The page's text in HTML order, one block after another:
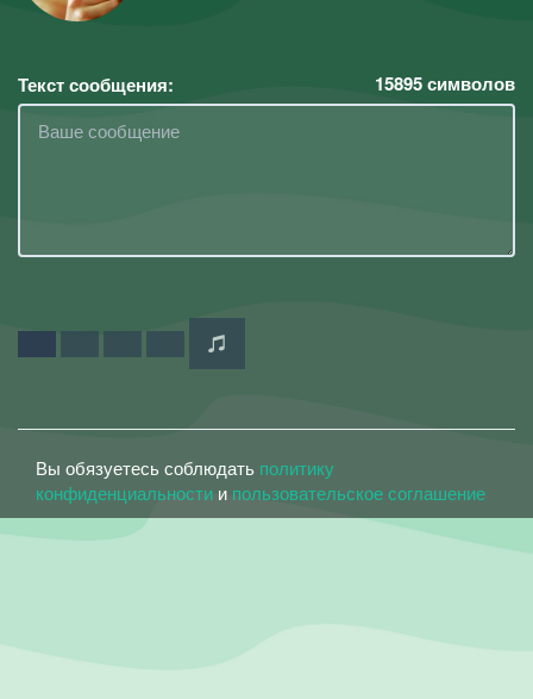
Текст сообщения: 15895символов
Вы обязуетесь соблюдать политику
конфиденциальности и пользовательское соглашение